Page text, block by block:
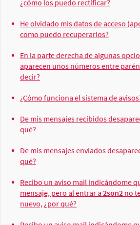
¿cómo los puedo rectificar?
He olvidado mis datos de acceso
como puedo recuperarlos?
En la parte derecha de algunas
aparecen unos números entre
decir?
¿Cómo funciona el sistema de
De mis mensajes recibidos
qué?
De mis mensajes enviados
qué?
Recibo un aviso mail indicándome
mensaje, pero al entrar a 2son2 no
nuevo, ¿por qué?